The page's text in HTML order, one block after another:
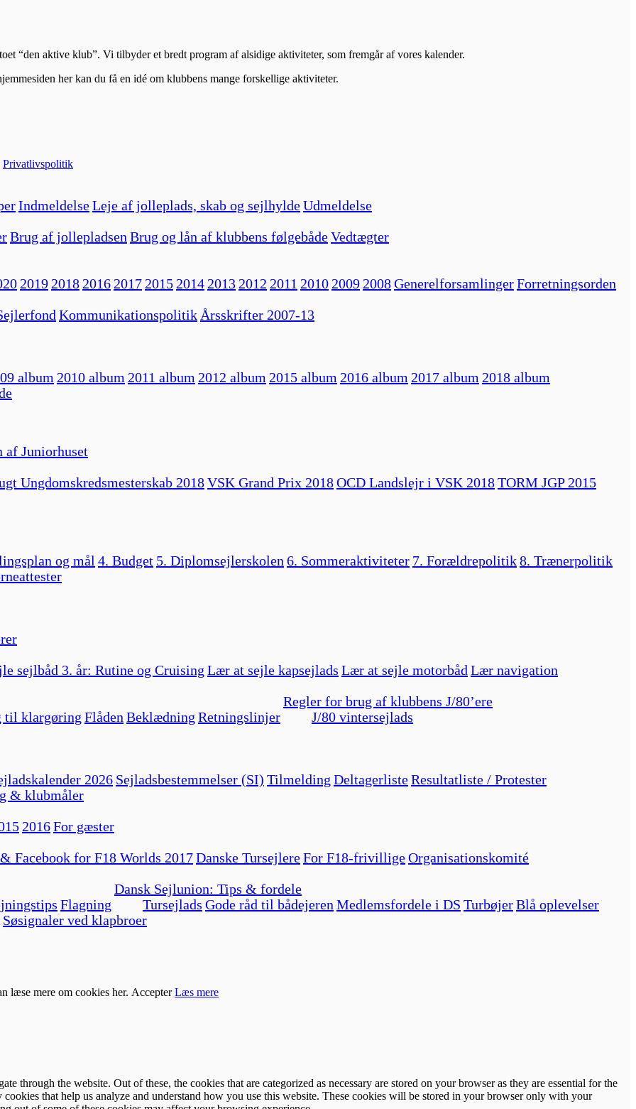
“den aktive klub”. Vi tilbyder et bredt program af alsidige aktiviteter, som fremgår af vores kalender.
her kan du få en idé om klubbens mange forskellige aktiviteter.
Privatlivspolitik
IndmeldelseLeje af jolleplads, skab og sejlhyldeUdmeldelse
Brug af jollepladsen Brug og lån af klubbens følgebådeVedtægter
2019 2018 2016 2017 2015 2014 2013 2012 2011 2010 2009 2008GenerelforsamlingerForretningsorden
Kommunikationspolitik Årsskrifter 2007-13
album 2010 album 2011 album 2012 album 2015 album 2016 album 2017 album 2018 album
af Juniorhuset
Ungdomskredsmesterskab 2018VSK Grand Prix 2018OCD Landslejr i VSK 2018TORM JGP 2015
og mål 4. Budget 5. Diplomsejlerskolen 6. Sommeraktiviteter 7. Forældrepolitik8. Trænerpolitik
sejlbåd 3. år: Rutine og Cruising Lær at sejle kapsejlads Lær at sejle motorbåd Lær navigation
til klargøring Flåden Beklædning Retningslinjer
Regler for brug af klubbens J/80’ere
J/80 vintersejlads
2026 Sejladsbestemmelser (SI) Tilmelding DeltagerlisteResultatliste / Protester
& klubmåler
2016For gæster
Facebook for F18 Worlds 2017Danske TursejlereFor F18-frivilligeOrganisationskomité
Flagning
Dansk Sejlunion: Tips & fordele
Tursejlads Gode råd til bådejeren Medlemsfordele i DS TurbøjerBlå oplevelser
Søsignaler ved klapbroer
læse mere om cookies her. Accepter Læs mere
through the website. Out of these, the cookies that are categorized as necessary are stored on your browser as they are essential for the
that help us analyze and understand how you use this website. These cookies will be stored in your browser only with your